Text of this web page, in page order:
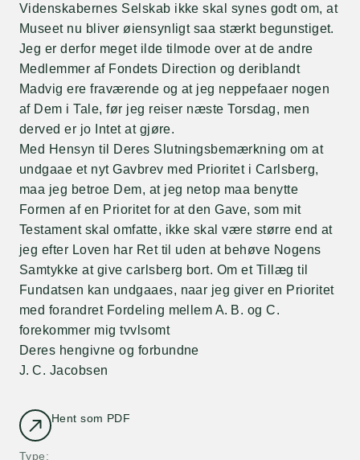
Hent som PDF
Type
Videnskabernes Selskab ikke skal synes godt om, at
Museet nu bliver øiensynligt saa stærkt begunstiget.
Jeg er derfor meget ilde tilmode over at de andre
Medlemmer af Fondets Direction og deriblandt
Madvig ere fraværende og at jeg neppefaaer nogen
af Dem i Tale, før jeg reiser næste Torsdag, men
derved er jo Intet at gjøre.
Med Hensyn til Deres Slutningsbemærkning om at
undgaae et nyt Gavbrev med Prioritet i Carlsberg,
maa jeg betroe Dem, at jeg netop maa benytte
Formen af en Prioritet for at den Gave, som mit
Testament skal omfatte, ikke skal være større end at
jeg efter Loven har Ret til uden at behøve Nogens
Samtykke at give carlsberg bort. Om et Tillæg til
Fundatsen kan undgaaes, naar jeg giver en Prioritet
med forandret Fordeling mellem A. B. og C.
forekommer mig tvvlsomt
Deres hengivne og forbundne
J. C. Jacobsen